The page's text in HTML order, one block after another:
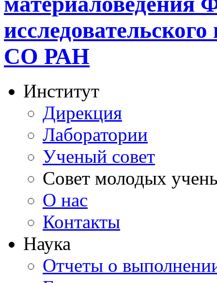
СО РАН
Институт
Дирекция
Лаборатории
Ученый совет
Совет молодых
О нас
Контакты
Наука
Отчеты о